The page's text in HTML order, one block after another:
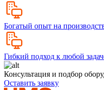
Богатый опыт на
Гибкий подход к любой
Консультация и подбор
Оставить заявку